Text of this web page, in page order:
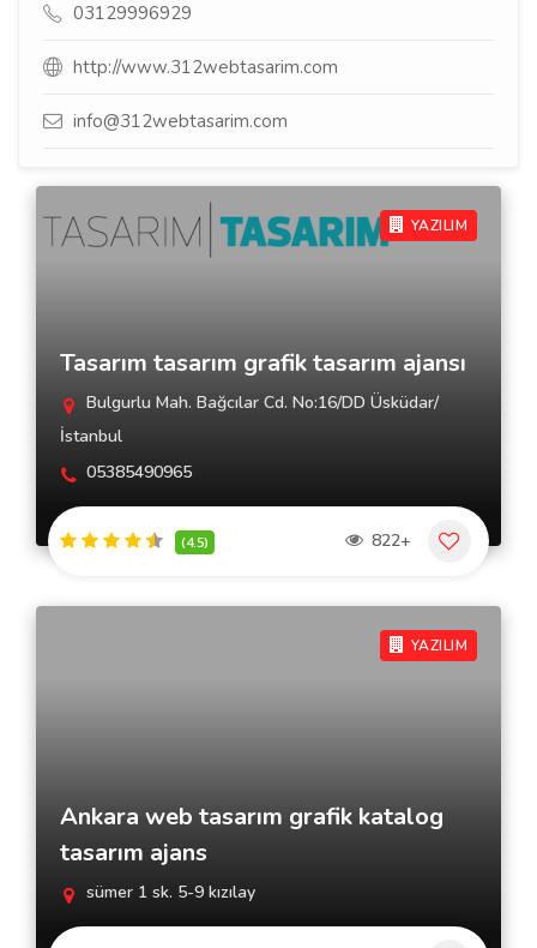
03129996929
http://www.312webtasarim.com
info@312webtasarim.com
YAZILIM
Tasarım tasarım grafik tasarım ajansı
Bulgurlu Mah. Bağcılar Cd. No:16/DD Üsküdar/
İstanbul
05385490965
(4.5) 822+
YAZILIM
Ankara web tasarım grafik katalog
tasarım ajans
sümer 1 sk. 5-9 kızılay